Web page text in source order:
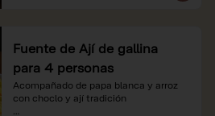
Fuente de Ají de gallina
para 4 personas
Acompañado de papa blanca y arroz
con choclo y ají tradición